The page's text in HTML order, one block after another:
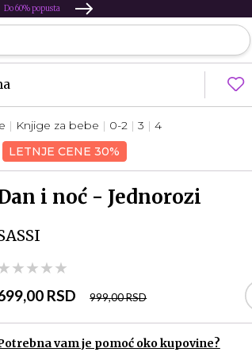
Do 60% popusta
Knjige za bebe 0-2 3
4
LETNJE CENE 30%
i noć - Jednorozi
RSD 999,00 RSD
vam je pomoć oko kupovine?